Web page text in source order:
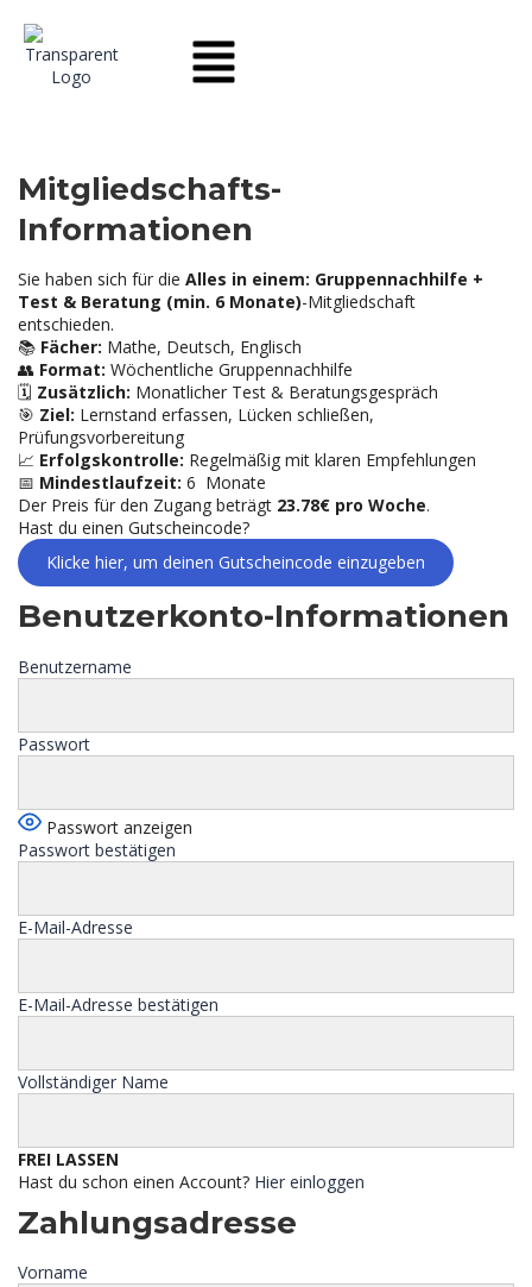
Mitgliedschafts-
Informationen
Sie haben sich für die Alles in einem: Gruppennachhilfe +
Test & Beratung (min. 6 Monate)-Mitgliedschaft
entschieden.
📚 Fächer: Mathe, Deutsch, Englisch
👥 Format: Wöchentliche Gruppennachhilfe
🗓️ Zusätzlich: Monatlicher Test & Beratungsgespräch
🎯 Ziel: Lernstand erfassen, Lücken schließen,
Prüfungsvorbereitung
📈 Erfolgskontrolle: Regelmäßig mit klaren Empfehlungen
📅 Mindestlaufzeit: 6 Monate
Der Preis für den Zugang beträgt 23.78€ pro Woche.
Hast du einen Gutscheincode?
Klicke hier, um deinen Gutscheincode einzugeben
Benutzerkonto-Informationen
Benutzername
Passwort
Passwort anzeigen
Passwort bestätigen
E-Mail-Adresse
E-Mail-Adresse bestätigen
Vollständiger Name
FREI LASSEN
Hast du schon einen Account? Hier einloggen
Zahlungsadresse
Vorname